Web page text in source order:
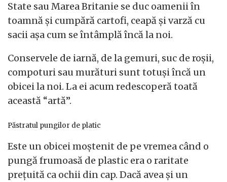
State sau Marea Britanie se duc oamenii în
toamnă și cumpără cartofi, ceapă și varză cu
sacii așa cum se întâmplă încă la noi.
Conservele de iarnă, de la gemuri, suc de roșii,
compoturi sau murături sunt totuși încă un
obicei la noi. La ei acum redescoperă toată
această “artă”.
Păstratul pungilor de platic
Este un obicei moștenit de pe vremea când o
pungă frumoasă de plastic era o raritate
prețuită ca ochii din cap. Dacă avea și un